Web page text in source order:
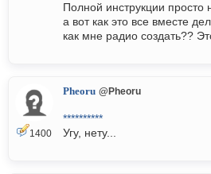
Полной инструкции просто
а вот как это все вместе
как мне радио создать??
1400
Pheoru @Pheoru
**********
Угу, нету...